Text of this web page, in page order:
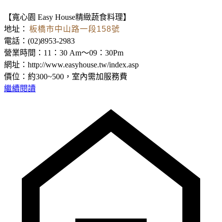
【寬心園 Easy House精緻蔬食料理】
地址： 板橋市中山路一段158號
電話：(02)8953-2983
營業時間：11：30 Am～09：30Pm
網址：http://www.easyhouse.tw/index.asp
價位：約300~500，室內需加服務費
繼續閱讀